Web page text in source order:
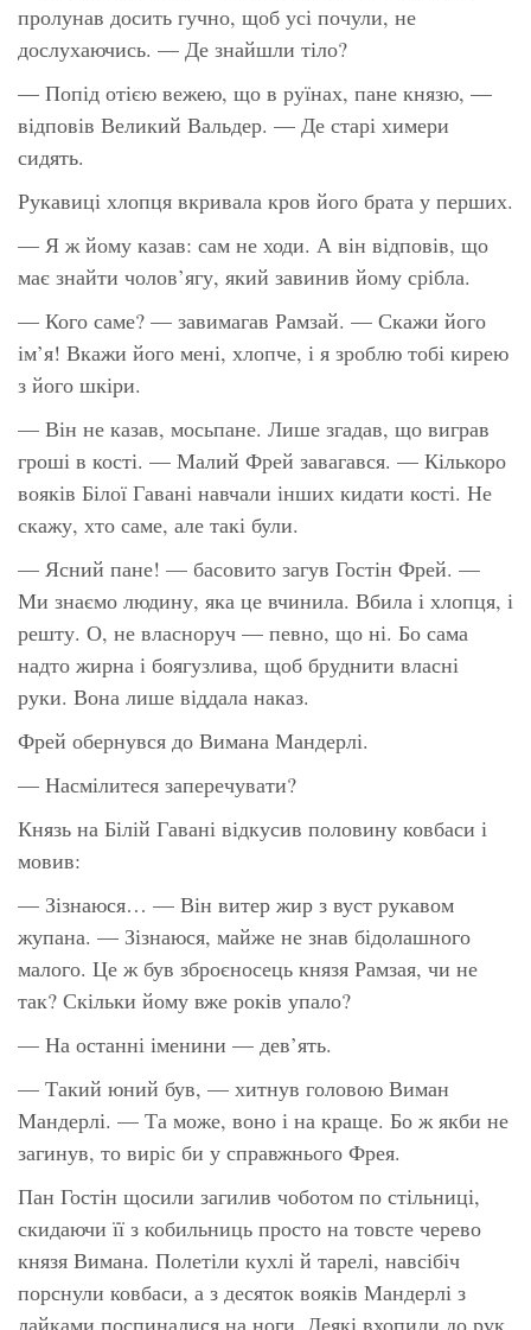
пролунав досить гучно, щоб усі почули, не
дослухаючись. — Де знайшли тіло?
— Попід отією вежею, що в руїнах, пане князю, —
відповів Великий Вальдер. — Де старі химери
сидять.
Рукавиці хлопця вкривала кров його брата у перших.
— Я ж йому казав: сам не ходи. А він відповів, що
має знайти чолов’ягу, який завинив йому срібла.
— Кого саме? — завимагав Рамзай. — Скажи його
ім’я! Вкажи його мені, хлопче, і я зроблю тобі кирею
з його шкіри.
— Він не казав, мосьпане. Лише згадав, що виграв
гроші в кості. — Малий Фрей завагався. — Кількоро
вояків Білої Гавані навчали інших кидати кості. Не
скажу, хто саме, але такі були.
— Ясний пане! — басовито загув Гостін Фрей. —
Ми знаємо людину, яка це вчинила. Вбила і хлопця, і
решту. О, не власноруч — певно, що ні. Бо сама
надто жирна і боягузлива, щоб бруднити власні
руки. Вона лише віддала наказ.
Фрей обернувся до Вимана Мандерлі.
— Насмілитеся заперечувати?
Князь на Білій Гавані відкусив половину ковбаси і
мовив:
— Зізнаюся… — Він витер жир з вуст рукавом
жупана. — Зізнаюся, майже не знав бідолашного
малого. Це ж був зброєносець князя Рамзая, чи не
так? Скільки йому вже років упало?
— На останні іменини — дев’ять.
— Такий юний був, — хитнув головою Виман
Мандерлі. — Та може, воно і на краще. Бо ж якби не
загинув, то виріс би у справжнього Фрея.
Пан Гостін щосили загилив чоботом по стільниці,
скидаючи її з кобильниць просто на товсте черево
князя Вимана. Полетіли кухлі й тарелі, навсібіч
порснули ковбаси, а з десяток вояків Мандерлі з
лайками поспиналися на ноги. Деякі вхопили до рук